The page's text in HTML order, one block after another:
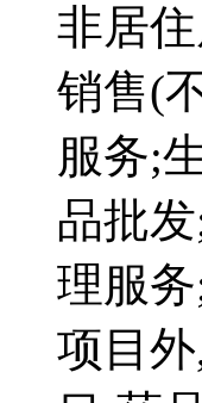
非居
销售(
服务;
品批
理服
项目